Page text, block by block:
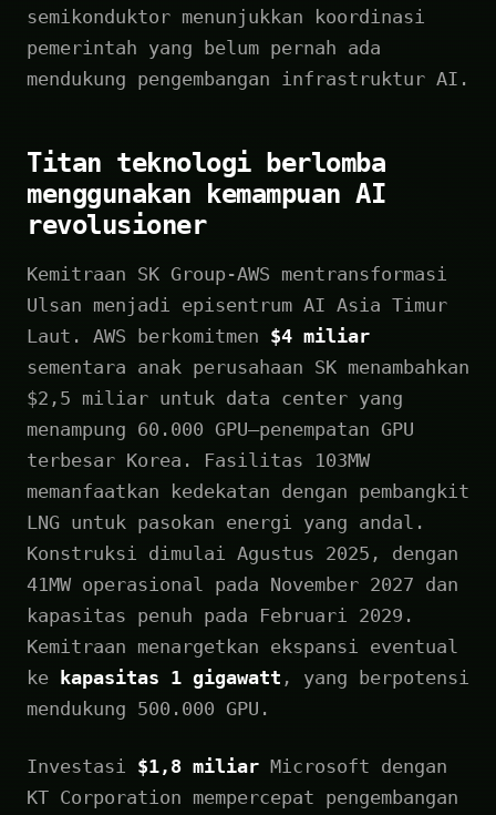
semikonduktor menunjukkan koordinasi
pemerintah yang belum pernah ada
mendukung pengembangan infrastruktur AI.
Titan teknologi berlomba
menggunakan kemampuan AI
revolusioner
Kemitraan SK Group-AWS mentransformasi
Ulsan menjadi episentrum AI Asia Timur
Laut. AWS berkomitmen $4 miliar
sementara anak perusahaan SK menambahkan
$2,5 miliar untuk data center yang
menampung 60.000 GPU—penempatan GPU
terbesar Korea. Fasilitas 103MW
memanfaatkan kedekatan dengan pembangkit
LNG untuk pasokan energi yang andal.
Konstruksi dimulai Agustus 2025, dengan
41MW operasional pada November 2027 dan
kapasitas penuh pada Februari 2029.
Kemitraan menargetkan ekspansi eventual
ke kapasitas 1 gigawatt , yang berpotensi
mendukung 500.000 GPU.
Investasi $1,8 miliar Microsoft dengan
KT Corporation mempercepat pengembangan